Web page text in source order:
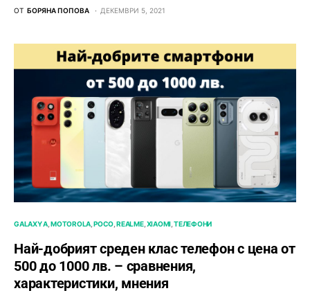
ОТ БОРЯНА ПОПОВА ДЕКЕМВРИ 5, 2021
GALAXY A MOTOROLA POCO REALME XIAOMI ТЕЛЕФОНИ
Най-добрият среден клас телефон с цена от
500 до 1000 лв. – сравнения,
характеристики, мнения